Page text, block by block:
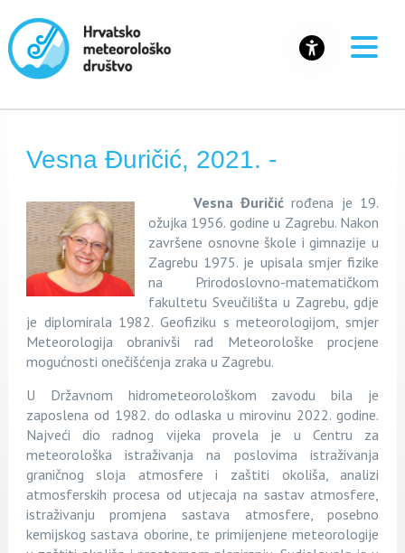
Vesna Đuričić, 2021. -
Vesna Đuričić rođena je 19.
ožujka 1956. godine u Zagrebu. Nakon
završene osnovne škole i gimnazije u
Zagrebu 1975. je upisala smjer fizike
na Prirodoslovno-matematičkom
fakultetu Sveučilišta u Zagrebu, gdje
je diplomirala 1982. Geofiziku s meteorologijom, smjer
Meteorologija obranivši rad Meteorološke procjene
mogućnosti onečišćenja zraka u Zagrebu.
U Državnom hidrometeorološkom zavodu bila je
zaposlena od 1982. do odlaska u mirovinu 2022. godine.
Najveći dio radnog vijeka provela je u Centru za
meteorološka istraživanja na poslovima istraživanja
graničnog sloja atmosfere i zaštiti okoliša, analizi
atmosferskih procesa od utjecaja na sastav atmosfere,
istraživanju promjena sastava atmosfere, posebno
kemijskog sastava oborine, te primijenjene meteorologije